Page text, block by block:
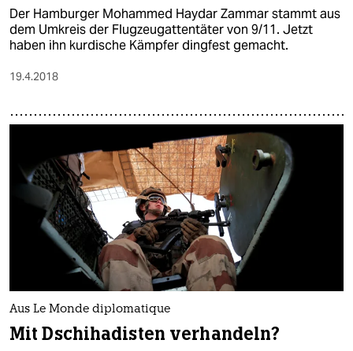
Der Hamburger Mohammed Haydar Zammar stammt aus
dem Umkreis der Flugzeugattentäter von 9/11. Jetzt
haben ihn kurdische Kämpfer dingfest gemacht.
19.4.2018
Aus Le Monde diplomatique
Mit Dschihadisten verhandeln?